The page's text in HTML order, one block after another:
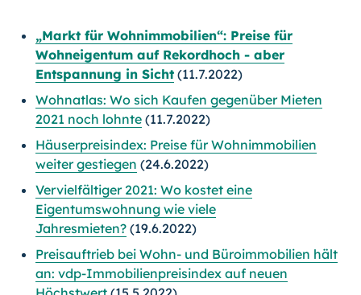
„Markt für Wohnimmobilien“: Preise für
Wohneigentum auf Rekordhoch - aber
Entspannung in Sicht (11.7.2022)
Wohnatlas: Wo sich Kaufen gegenüber Mieten
2021 noch lohnte (11.7.2022)
Häuserpreisindex: Preise für Wohnimmobilien
weiter gestiegen (24.6.2022)
Vervielfältiger 2021: Wo kostet eine
Eigentumswohnung wie viele
Jahresmieten? (19.6.2022)
Preisauftrieb bei Wohn- und Büroimmobilien hält
an: vdp-Immobilienpreisindex auf neuen